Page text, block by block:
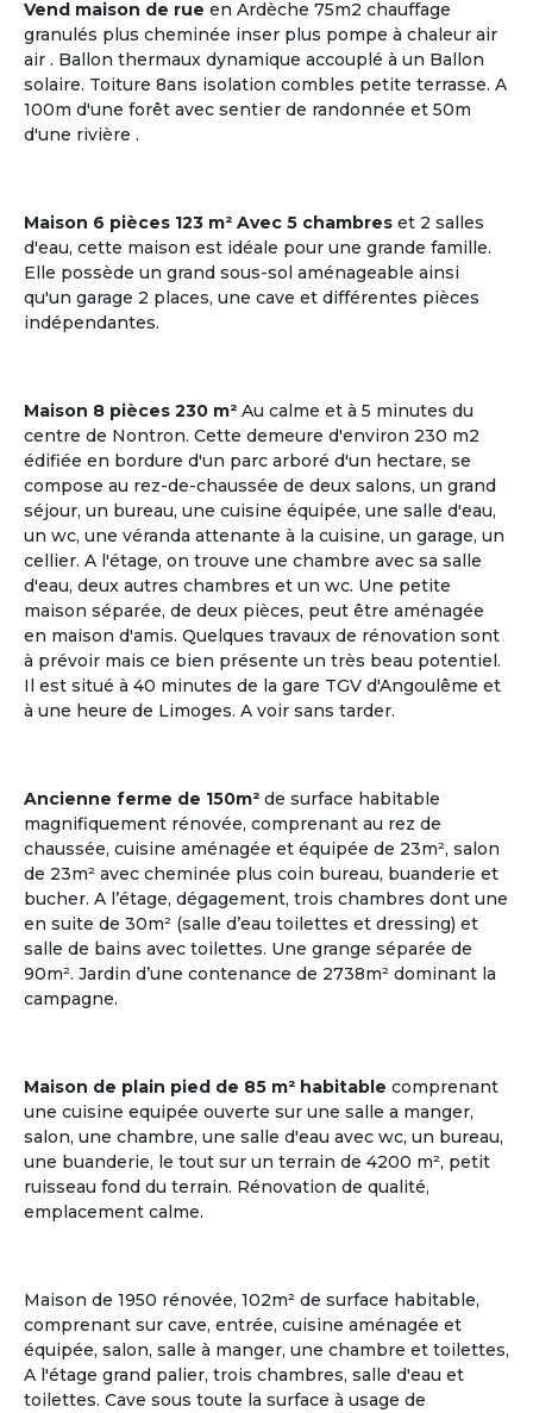
Vend maison de rue en Ardèche 75m2 chauffage
granulés plus cheminée inser plus pompe à chaleur air
air . Ballon thermaux dynamique accouplé à un Ballon
solaire. Toiture 8ans isolation combles petite terrasse. A
100m d'une forêt avec sentier de randonnée et 50m
d'une rivière .
Maison 6 pièces 123 m² Avec 5 chambres et 2 salles
d'eau, cette maison est idéale pour une grande famille.
Elle possède un grand sous-sol aménageable ainsi
qu'un garage 2 places, une cave et différentes pièces
indépendantes.
Maison 8 pièces 230 m² Au calme et à 5 minutes du
centre de Nontron. Cette demeure d'environ 230 m2
édifiée en bordure d'un parc arboré d'un hectare, se
compose au rez-de-chaussée de deux salons, un grand
séjour, un bureau, une cuisine équipée, une salle d'eau,
un wc, une véranda attenante à la cuisine, un garage, un
cellier. A l'étage, on trouve une chambre avec sa salle
d'eau, deux autres chambres et un wc. Une petite
maison séparée, de deux pièces, peut être aménagée
en maison d'amis. Quelques travaux de rénovation sont
à prévoir mais ce bien présente un très beau potentiel.
Il est situé à 40 minutes de la gare TGV d'Angoulême et
à une heure de Limoges. A voir sans tarder.
Ancienne ferme de 150m² de surface habitable
magnifiquement rénovée, comprenant au rez de
chaussée, cuisine aménagée et équipée de 23m², salon
de 23m² avec cheminée plus coin bureau, buanderie et
bucher. A l’étage, dégagement, trois chambres dont une
en suite de 30m² (salle d’eau toilettes et dressing) et
salle de bains avec toilettes. Une grange séparée de
90m². Jardin d’une contenance de 2738m² dominant la
campagne.
Maison de plain pied de 85 m² habitable comprenant
une cuisine equipée ouverte sur une salle a manger,
salon, une chambre, une salle d'eau avec wc, un bureau,
une buanderie, le tout sur un terrain de 4200 m², petit
ruisseau fond du terrain. Rénovation de qualité,
emplacement calme.
Maison de 1950 rénovée, 102m² de surface habitable,
comprenant sur cave, entrée, cuisine aménagée et
équipée, salon, salle à manger, une chambre et toilettes,
A l'étage grand palier, trois chambres, salle d'eau et
toilettes. Cave sous toute la surface à usage de
20 4 co-acheteurs souhaitent venir visiter
Plazac
Budget par coacheteur : 86,646 €
Plazac, Dordogne, Nouvelle-
Aquitaine
M'inscrire et créer mon profil
Communauté Lgbt Seniors
Les deux tiers des personnes âgées LGBT vivent
seuls ; il existe très peu de structure d'accueil
adaptée pour cette communauté.
Voir les annonces
Gestionnaire
ou Propriétaire d'une Maison